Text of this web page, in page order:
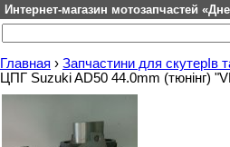
Интернет-магазин мотозапчастей
Главная › Запчастини для скутерІв
ЦПГ Suzuki AD50 44.0mm (тюнінг)